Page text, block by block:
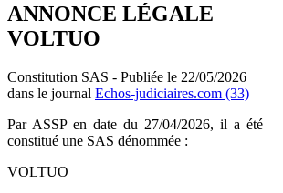
ANNONCE LÉGALE
VOLTUO
Constitution SAS - Publiée le 22/05/2026
dans le journal Echos-judiciaires.com (33)
Par ASSP en date du 27/04/2026, il a été
constitué une SAS dénommée :
VOLTUO